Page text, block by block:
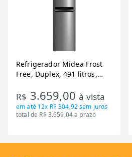
Refrigerador Midea Frost
Free, Duplex, 491 litros,
RT650EVK463)
R$ 3.659,00à vista
em até 12x R$ 304,92sem juros
total de R$ 3.659,04 a prazo